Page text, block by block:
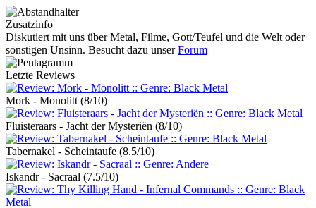
Zusatzinfo
Diskutiert mit uns über Metal, Filme, Gott/Teufel und die Welt oder
sonstigen Unsinn. Besucht dazu unserForum
Letzte Reviews
Mork - Monolitt (8/10)
Fluisteraars - Jacht der Mysteriën (8/10)
Tabernakel - Scheintaufe (8.5/10)
Iskandr - Sacraal (7.5/10)